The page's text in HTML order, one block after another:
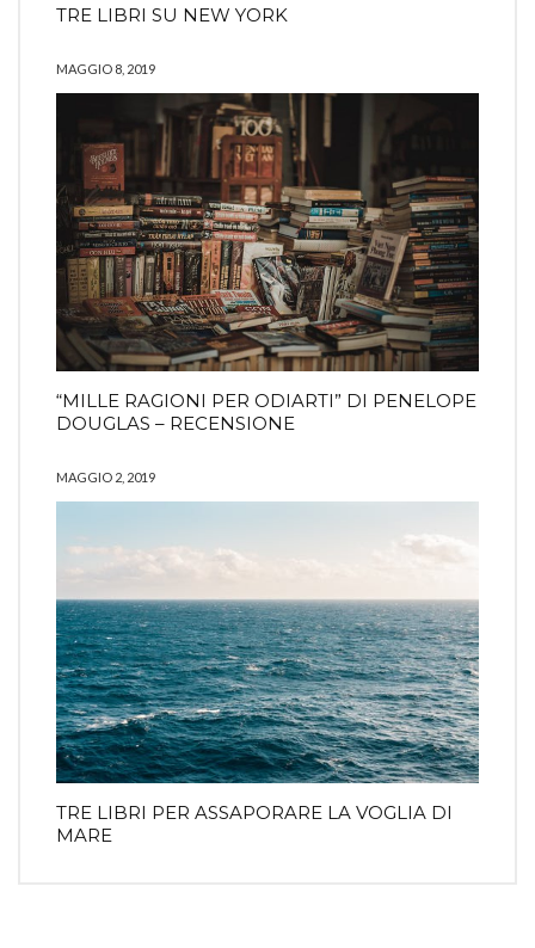
TRE LIBRI SU NEW YORK
MAGGIO 8, 2019
“MILLE RAGIONI PER ODIARTI” DI PENELOPE
DOUGLAS – RECENSIONE
MAGGIO 2, 2019
TRE LIBRI PER ASSAPORARE LA VOGLIA DI
MARE